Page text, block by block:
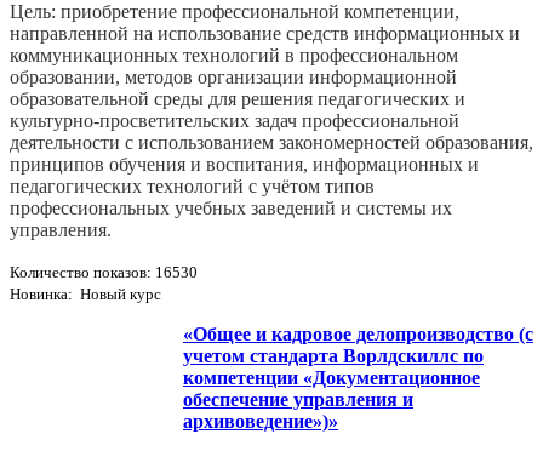
Цель: приобретение профессиональной компетенции,
направленной на использование средств информационных и
коммуникационных технологий в профессиональном
образовании, методов организации информационной
образовательной среды для решения педагогических и
культурно-­просветительских задач профессиональной
деятельности с использованием закономерностей образования,
принципов обучения и воспитания, информационных и
педагогических технологий с учётом типов
профессиональных учебных заведений и системы их
управления.
Количество показов: 16530
Новинка: Новый курс
«Общее и кадровое делопроизводство (с
учетом стандарта Ворлдскиллс по
компетенции «Документационное
обеспечение управления и
архивоведение»)»